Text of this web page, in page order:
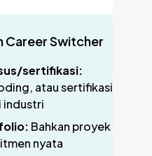
Career Switcher
sertifikasi:
atau sertifikasi
industri
Bahkan proyek
nyata